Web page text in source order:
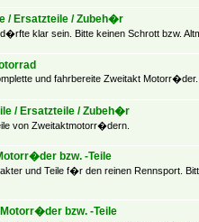
/ Ersatzteile / Zubeh�r
klar sein. Bitte keinen Schrott bzw.
und fahrbereite Zweitakt Motorr�der.
/ Ersatzteile / Zubeh�r
von Zweitaktmotorr�dern.
bzw. -Teile
und Teile f�r den reinen Rennsport.
bzw. -Teile